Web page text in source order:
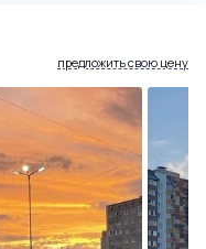
предложить свою цену